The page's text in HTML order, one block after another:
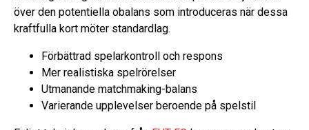
över den potentiella obalans som introduceras när dessa
kraftfulla kort möter standardlag.
Förbättrad spelarkontroll och respons
Mer realistiska spelrörelser
Utmanande matchmaking-balans
Varierande upplevelser beroende på spelstil